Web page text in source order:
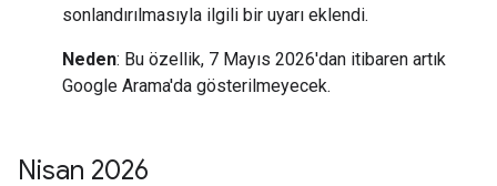
sonlandırılmasıyla ilgili bir uyarı eklendi.
Neden: Bu özellik, 7 Mayıs 2026'dan itibaren artık
Google Arama'da gösterilmeyecek.
Nisan 2026